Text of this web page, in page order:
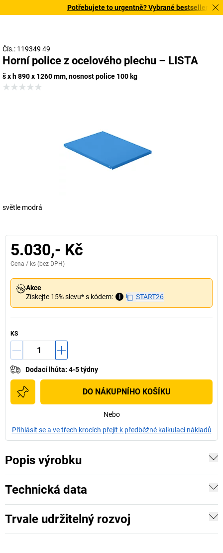
Potřebujete to urgentně? Vybrané bestsellery
Čís.: 119349 49
Horní police z ocelového plechu – LISTA
š x h 890 x 1260 mm, nosnost police 100 kg
světle modrá
5.030,- Kč
Cena / ks (bez DPH)
Akce
Získejte 15% slevu* s kódem:
i START26
KS
Dodací lhůta: 4-5 týdny
DO NÁKUPNÍHO KOŠÍKU
Nebo
Přihlásit se a ve třech krocích přejít k předběžné kalkulaci nákladů
Popis výrobku
Technická data
Trvale udržitelný rozvoj